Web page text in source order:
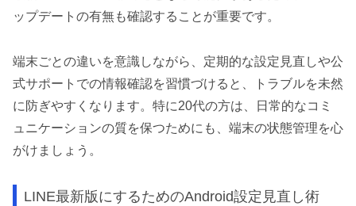
ップデートの有無も確認することが重要です。
端末ごとの違いを意識しながら、定期的な設定見直しや公
式サポートでの情報確認を習慣づけると、トラブルを未然
に防ぎやすくなります。特に20代の方は、日常的なコミ
ュニケーションの質を保つためにも、端末の状態管理を心
がけましょう。
LINE最新版にするためのAndroid設定見直し術